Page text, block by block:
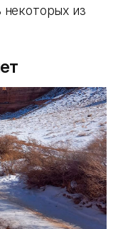
некоторых из